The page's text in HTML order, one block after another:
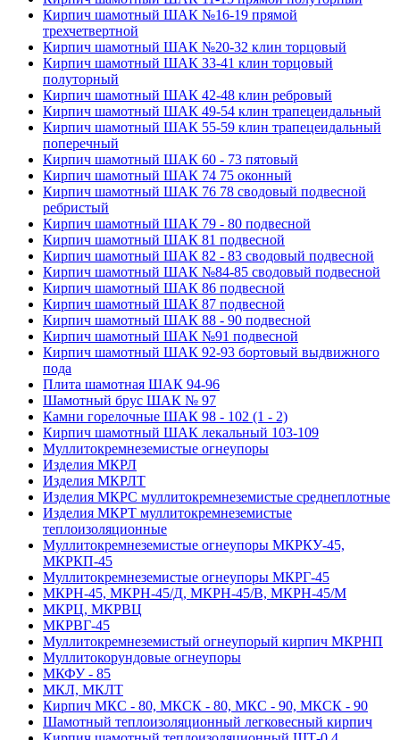
Кирпич шамотный ШАК №16-19 прямой
трехчетвертной
Кирпич шамотный ШАК №20-32 клин торцовый
Кирпич шамотный ШАК 33-41 клин торцовый
полуторный
Кирпич шамотный ШАК 42-48 клин ребровый
Кирпич шамотный ШАК 49-54 клин трапецеидальный
Кирпич шамотный ШАК 55-59 клин трапецеидальный
поперечный
Кирпич шамотный ШАК 60 - 73 пятовый
Кирпич шамотный ШАК 74 75 оконный
Кирпич шамотный ШАК 76 78 сводовый подвесной
ребристый
Кирпич шамотный ШАК 79 - 80 подвесной
Кирпич шамотный ШАК 81 подвесной
Кирпич шамотный ШАК 82 - 83 сводовый подвесной
Кирпич шамотный ШАК №84-85 сводовый подвесной
Кирпич шамотный ШАК 86 подвесной
Кирпич шамотный ШАК 87 подвесной
Кирпич шамотный ШАК 88 - 90 подвесной
Кирпич шамотный ШАК №91 подвесной
Кирпич шамотный ШАК 92-93 бортовый выдвижного
пода
Плита шамотная ШАК 94-96
Шамотный брус ШАК № 97
Камни горелочные ШАК 98 - 102 (1 - 2)
Кирпич шамотный ШАК лекальный 103-109
Муллито­­кремнеземистые огнеупоры
Изделия МКРЛ
Изделия МКРЛТ
Изделия МКРС муллитокремнеземистые среднеплотные
Изделия МКРТ муллитокремнеземистые
теплоизоляционные
Муллитокремнеземистые огнеупоры МКРКУ-45,
МКРКП-45
Муллитокремнеземистые огнеупоры МКРГ-45
МКРН-45, МКРН-45/Д, МКРН-45/В, МКРН-45/М
МКРЦ, МКРВЦ
МКРВГ-45
Муллитокремнеземистый огнеупорый кирпич МКРНП
Муллито­корундовые огнеупоры
МКФУ - 85
МКЛ, МКЛТ
Кирпич МКС - 80, МКСК - 80, МКС - 90, МКСК - 90
Шамотный тепло­изоляционный легковесный кирпич